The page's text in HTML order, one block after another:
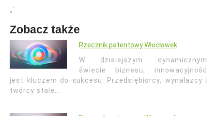
„`
Zobacz także
Rzecznik patentowy Włocławek
W dzisiejszym dynamicznym
świecie biznesu, innowacyjność
jest kluczem do sukcesu. Przedsiębiorcy, wynalazcy i
twórcy stale…